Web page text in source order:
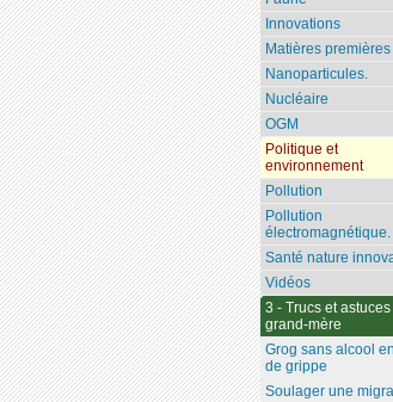
Innovations
Matières premières
Nanoparticules.
Nucléaire
OGM
Politique et
environnement
Pollution
Pollution
électromagnétique.
Santé nature
Vidéos
3 - Trucs et astuces
grand-mère
Grog sans alcool
de grippe
Soulager une